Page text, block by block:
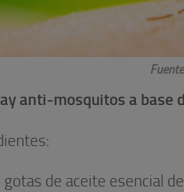
anti-mosquitos a base
gotas de aceite esencial